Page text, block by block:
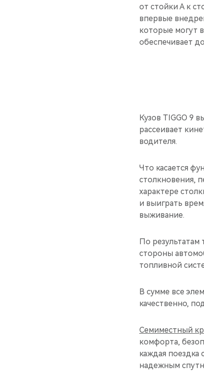
от стойки А к
впервые
которые могут
обеспечивает
Кузов TIGGO 9
рассеивает
водителя.
Что касается
столкновения,
характере
и выиграть
выживание.
По результатам
стороны
топливной
В сумме все
качественно,
Семиместный
комфорта,
каждая поездка
надежным